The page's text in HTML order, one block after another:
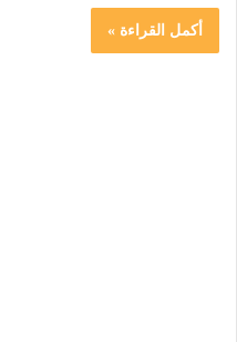
أكمل القراءة »